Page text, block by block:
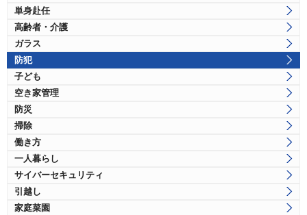
単身赴任
高齢者・介護
ガラス
防犯
子ども
空き家管理
防災
掃除
働き方
一人暮らし
サイバーセキュリティ
引越し
家庭菜園